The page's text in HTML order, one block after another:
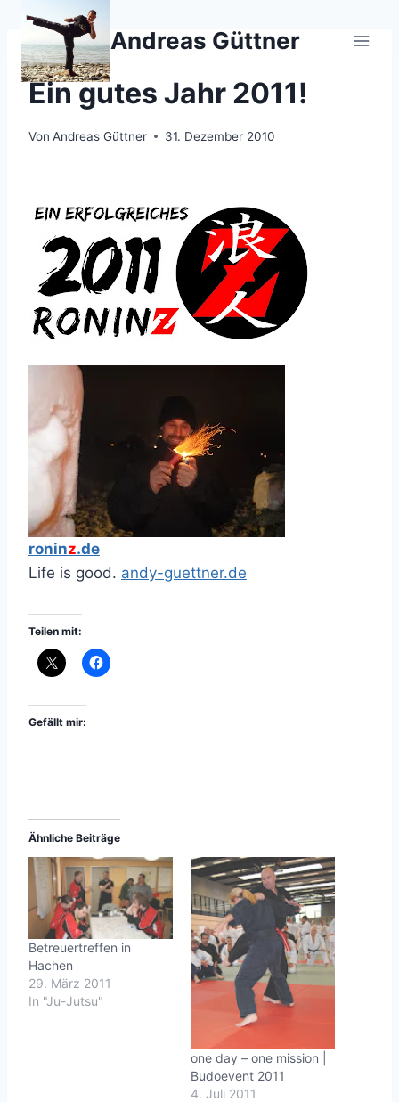
Zum
springen
Andreas Güttner
2011
Ein gutes Jahr 2011!
Von Andreas Güttner 31. Dezember 2010
roninz.de
Life is good. andy-guettner.de
Teilen mit:
Gefällt mir:
Ähnliche Beiträge
Betreuertreffen in
Hachen
29. März 2011
In "Ju-Jutsu"
one day – one mission |
Budoevent 2011
4. Juli 2011